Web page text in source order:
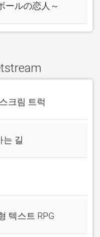
ールの恋人～
크림 트럭
는 길
텍스트 RPG